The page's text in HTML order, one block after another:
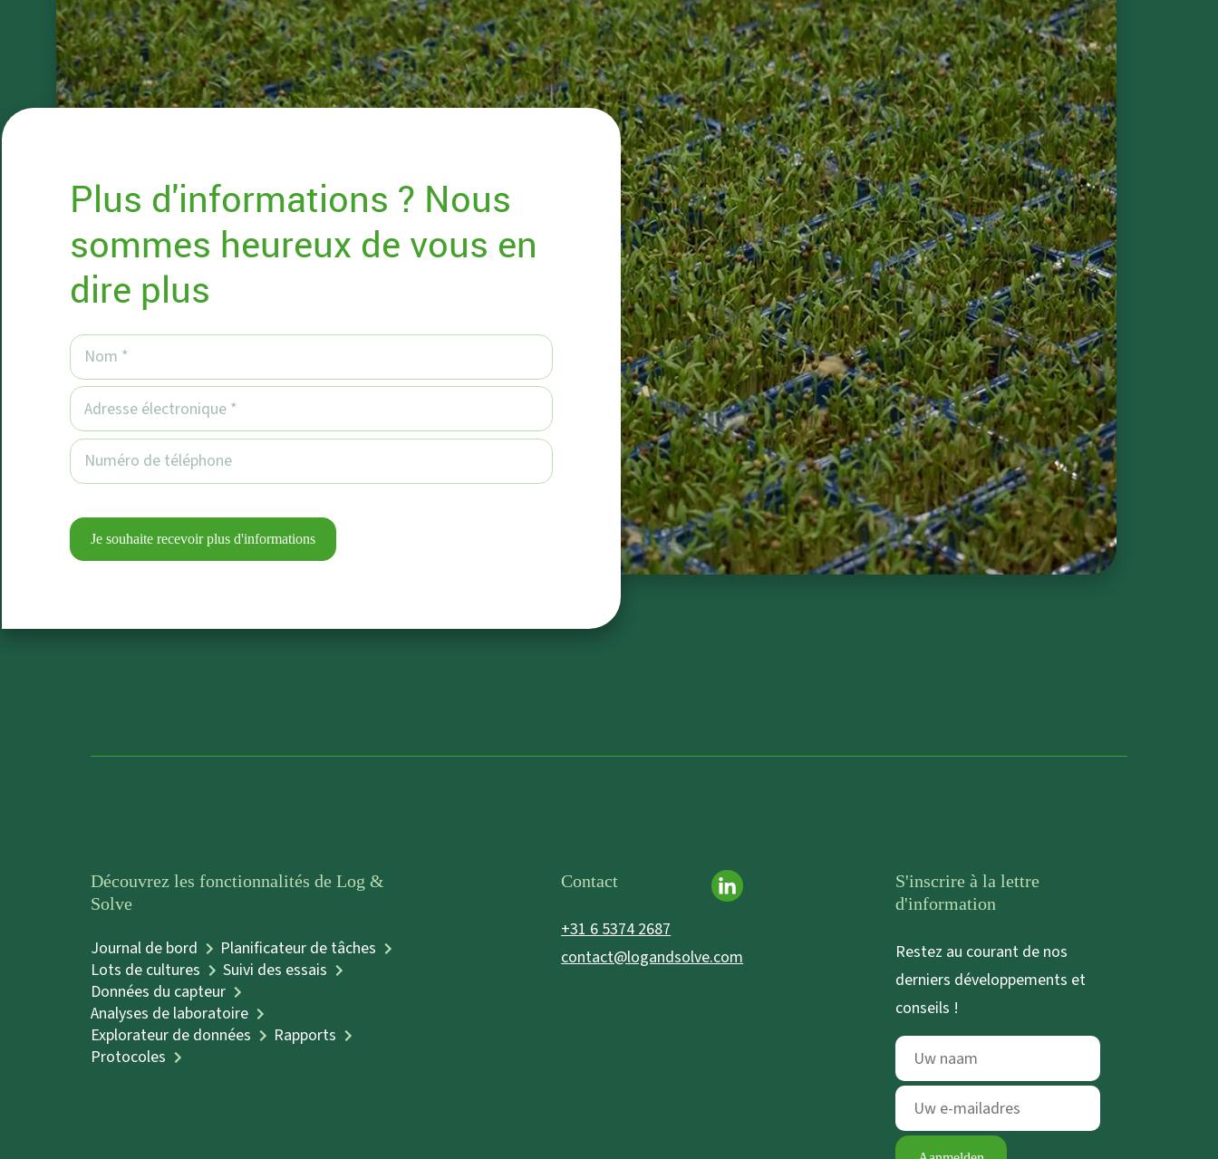
Plus d'informations ? Nous
sommes heureux de vous en
dire plus
Je souhaite recevoir plus d'informations
Découvrez les fonctionnalités de Log &
Solve
Journal de bord
Planificateur de tâches
Lots de cultures
Suivi des essais
Données du capteur
Analyses de laboratoire
Explorateur de données
Rapports
Protocoles
Contact
+31 6 5374 2687
contact@logandsolve.com
S'inscrire à la lettre
d'information
Restez au courant de nos
derniers développements et
conseils !